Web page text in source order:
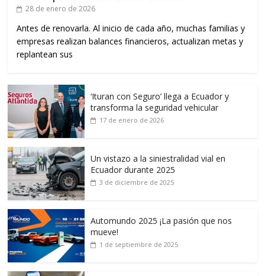
28 de enero de 2026
Antes de renovarla. Al inicio de cada año, muchas familias y
empresas realizan balances financieros, actualizan metas y
replantean sus
‘Ituran con Seguro’ llega a Ecuador y
transforma la seguridad vehicular
17 de enero de 2026
Un vistazo a la siniestralidad vial en
Ecuador durante 2025
3 de diciembre de 2025
Automundo 2025 ¡La pasión que nos
mueve!
1 de septiembre de 2025